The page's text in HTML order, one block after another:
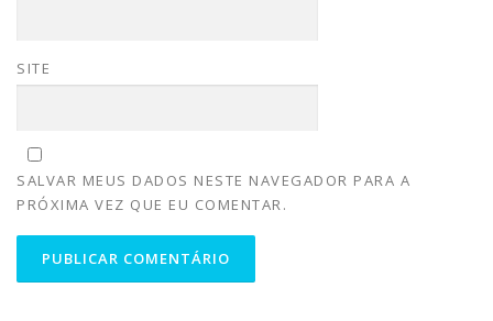
SITE
SALVAR MEUS DADOS NESTE NAVEGADOR PARA A
PRÓXIMA VEZ QUE EU COMENTAR.